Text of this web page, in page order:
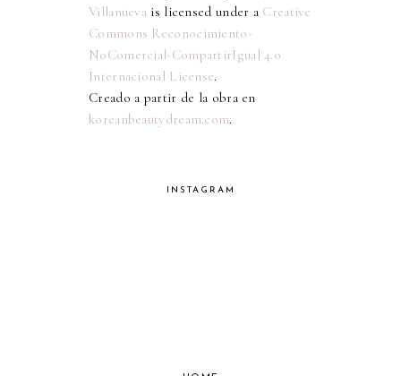
Villanueva is licensed under a Creative
Commons Reconocimiento-
NoComercial-CompartirIgual 4.0
Internacional License.
Creado a partir de la obra en
koreanbeautydream.com.
INSTAGRAM